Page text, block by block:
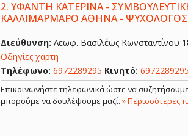
2. ΥΦΑΝΤΗ ΚΑΤΕΡΙΝΑ -
ΚΑΛΛΙΜΑΡΜΑΡΟ ΑΘΗΝΑ -
Διεύθυνση: Λεωφ. Βασιλέως Κωνσταντίνου
Οδηγίες χάρτη
Τηλέφωνο: 6972289295 Κινητό: 6972289295
Επικοινωνήστε τηλεφωνικά ώστε να
μπορούμε να δουλέψουμε μαζί. » Περισσότερες